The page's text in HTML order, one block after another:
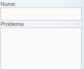
Nume:
Problema: